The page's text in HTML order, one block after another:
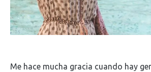
Me hace mucha gracia cuando hay